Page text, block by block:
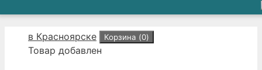
Перейтив Красноярске Корзина (0)
Товар добавлен